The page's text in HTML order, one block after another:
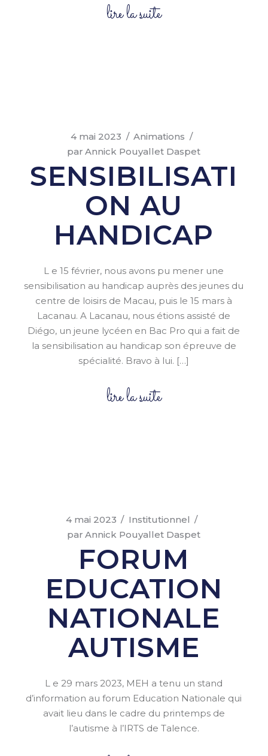
lire la suite
4 mai 2023
Animations
par Annick Pouyallet Daspet
SENSIBILISATI
ON AU
HANDICAP
L e 15 février, nous avons pu mener une
sensibilisation au handicap auprès des jeunes du
centre de loisirs de Macau, puis le 15 mars à
Lacanau. A Lacanau, nous étions assisté de
Diégo, un jeune lycéen en Bac Pro qui a fait de
la sensibilisation au handicap son épreuve de
spécialité. Bravo à lui. […]
lire la suite
4 mai 2023
Institutionnel
par Annick Pouyallet Daspet
FORUM
EDUCATION
NATIONALE
AUTISME
L e 29 mars 2023, MEH a tenu un stand
d’information au forum Education Nationale qui
avait lieu dans le cadre du printemps de
l’autisme à l’IRTS de Talence.